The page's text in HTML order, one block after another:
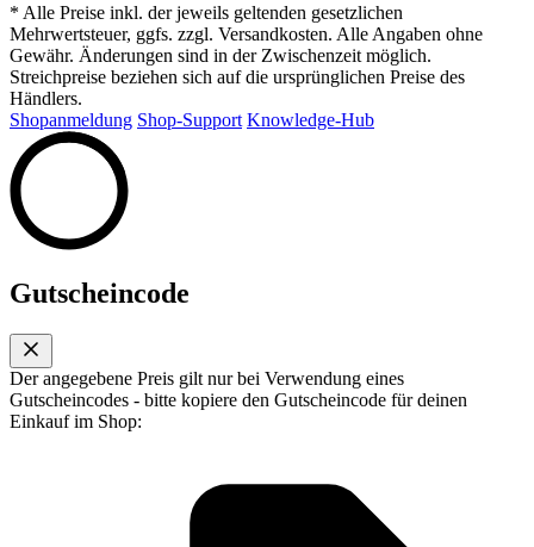
* Alle Preise inkl. der jeweils geltenden gesetzlichen
Mehrwertsteuer, ggfs. zzgl. Versandkosten. Alle Angaben ohne
Gewähr. Änderungen sind in der Zwischenzeit möglich.
Streichpreise beziehen sich auf die ursprünglichen Preise des
Händlers.
Shopanmeldung Shop-Support Knowledge-Hub
Gutscheincode
Der angegebene Preis gilt nur bei Verwendung eines
Gutscheincodes - bitte kopiere den Gutscheincode für deinen
Einkauf im Shop: